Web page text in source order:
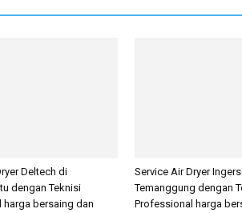
Deltech di
dengan Teknisi
harga bersaing dan
Service Air Dryer
Temanggung dengan
Professional harga